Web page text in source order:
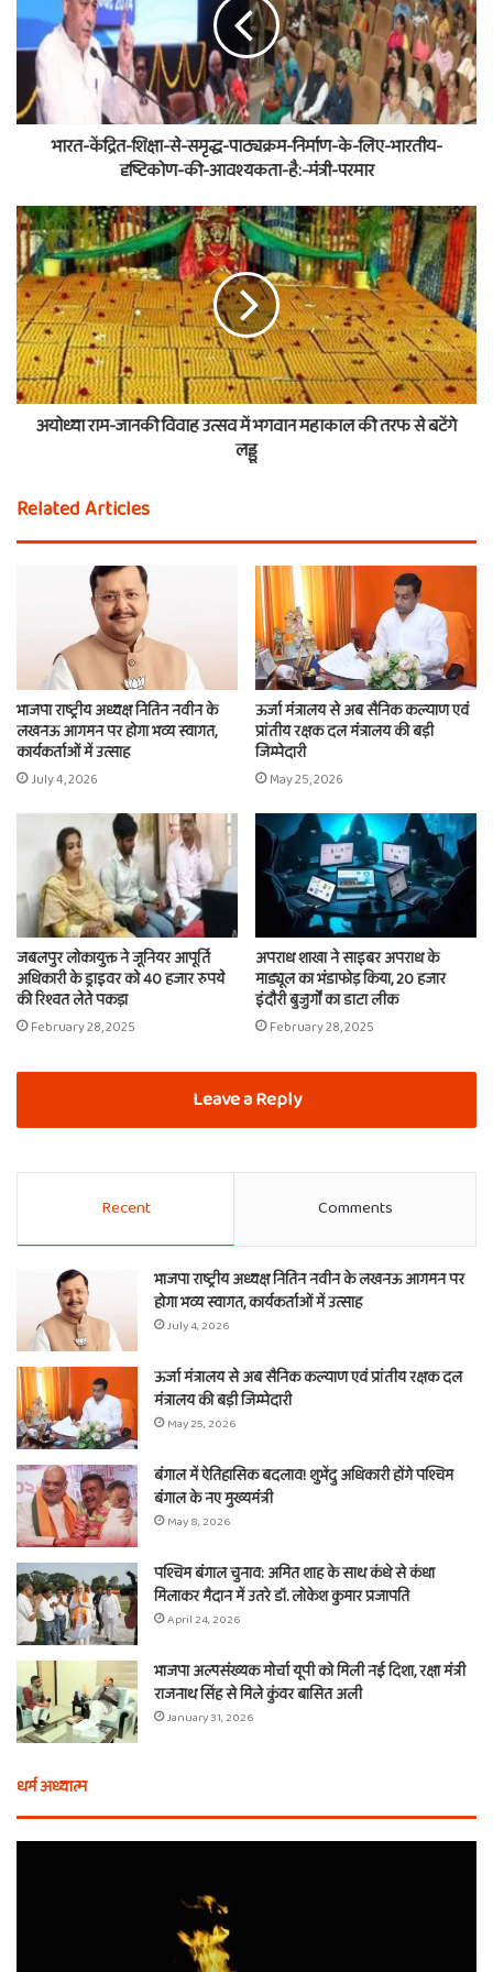
भारत-केंद्रित-शिक्षा-से-समृद्ध-पाठ्यक्रम-निर्माण-के-लिए-भारतीय-
दृष्टिकोण-की-आवश्यकता-है:-मंत्री-परमार
अयोध्या राम-जानकी विवाह उत्सव में भगवान महाकाल की तरफ से बटेंगे
लड्डू
Related Articles
भाजपा राष्ट्रीय अध्यक्ष नितिन नवीन के
लखनऊ आगमन पर होगा भव्य स्वागत,
कार्यकर्ताओं में उत्साह
July 4, 2026
ऊर्जा मंत्रालय से अब सैनिक कल्याण एवं
प्रांतीय रक्षक दल मंत्रालय की बड़ी
जिम्मेदारी
May 25, 2026
जबलपुर लोकायुक्त ने जूनियर आपूर्ति
अधिकारी के ड्राइवर को 40 हजार रुपये
की रिश्वत लेते पकड़ा
February 28, 2025
अपराध शाखा ने साइबर अपराध के
माड्यूल का भंडाफोड़ किया, 20 हजार
इंदौरी बुजुर्गों का डाटा लीक
February 28, 2025
Leave a Reply
Recent Comments
भाजपा राष्ट्रीय अध्यक्ष नितिन नवीन के लखनऊ आगमन पर
होगा भव्य स्वागत, कार्यकर्ताओं में उत्साह
July 4, 2026
ऊर्जा मंत्रालय से अब सैनिक कल्याण एवं प्रांतीय रक्षक दल
मंत्रालय की बड़ी जिम्मेदारी
May 25, 2026
बंगाल में ऐतिहासिक बदलाव! शुभेंदु अधिकारी होंगे पश्चिम
बंगाल के नए मुख्यमंत्री
May 8, 2026
पश्चिम बंगाल चुनाव: अमित शाह के साथ कंधे से कंधा
मिलाकर मैदान में उतरे डॉ. लोकेश कुमार प्रजापति
April 24, 2026
भाजपा अल्पसंख्यक मोर्चा यूपी को मिली नई दिशा, रक्षा मंत्री
राजनाथ सिंह से मिले कुंवर बासित अली
January 31, 2026
धर्म अध्यात्म